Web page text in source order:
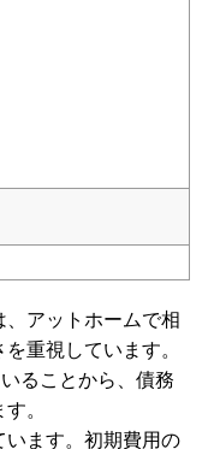
アットホームで相
重視しています。
ることから、債務
。
います。初期費用の